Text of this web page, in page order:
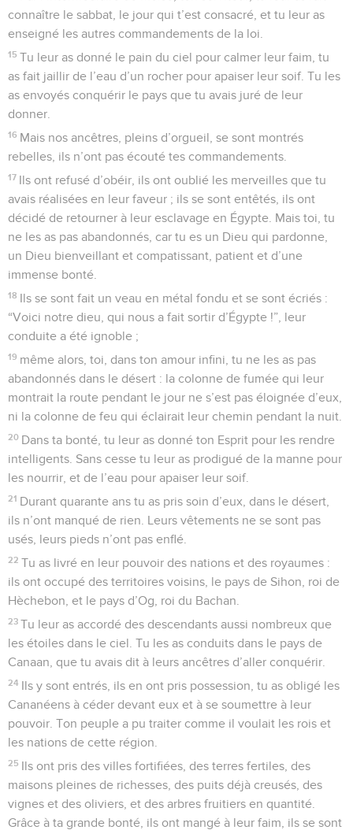
connaître le sabbat, le jour qui t’est consacré, et tu leur as
enseigné les autres commandements de la loi.
15 Tu leur as donné le pain du ciel pour calmer leur faim, tu
as fait jaillir de l’eau d’un rocher pour apaiser leur soif. Tu les
as envoyés conquérir le pays que tu avais juré de leur
donner.
16 Mais nos ancêtres, pleins d’orgueil, se sont montrés
rebelles, ils n’ont pas écouté tes commandements.
17 Ils ont refusé d’obéir, ils ont oublié les merveilles que tu
avais réalisées en leur faveur ; ils se sont entêtés, ils ont
décidé de retourner à leur esclavage en Égypte. Mais toi, tu
ne les as pas abandonnés, car tu es un Dieu qui pardonne,
un Dieu bienveillant et compatissant, patient et d’une
immense bonté.
18 Ils se sont fait un veau en métal fondu et se sont écriés :
“Voici notre dieu, qui nous a fait sortir d’Égypte !”, leur
conduite a été ignoble ;
19 même alors, toi, dans ton amour infini, tu ne les as pas
abandonnés dans le désert : la colonne de fumée qui leur
montrait la route pendant le jour ne s’est pas éloignée d’eux,
ni la colonne de feu qui éclairait leur chemin pendant la nuit.
20 Dans ta bonté, tu leur as donné ton Esprit pour les rendre
intelligents. Sans cesse tu leur as prodigué de la manne pour
les nourrir, et de l’eau pour apaiser leur soif.
21 Durant quarante ans tu as pris soin d’eux, dans le désert,
ils n’ont manqué de rien. Leurs vêtements ne se sont pas
usés, leurs pieds n’ont pas enflé.
22 Tu as livré en leur pouvoir des nations et des royaumes :
ils ont occupé des territoires voisins, le pays de Sihon, roi de
Hèchebon, et le pays d’Og, roi du Bachan.
23 Tu leur as accordé des descendants aussi nombreux que
les étoiles dans le ciel. Tu les as conduits dans le pays de
Canaan, que tu avais dit à leurs ancêtres d’aller conquérir.
24 Ils y sont entrés, ils en ont pris possession, tu as obligé les
Cananéens à céder devant eux et à se soumettre à leur
pouvoir. Ton peuple a pu traiter comme il voulait les rois et
les nations de cette région.
25 Ils ont pris des villes fortifiées, des terres fertiles, des
maisons pleines de richesses, des puits déjà creusés, des
vignes et des oliviers, et des arbres fruitiers en quantité.
Grâce à ta grande bonté, ils ont mangé à leur faim, ils se sont